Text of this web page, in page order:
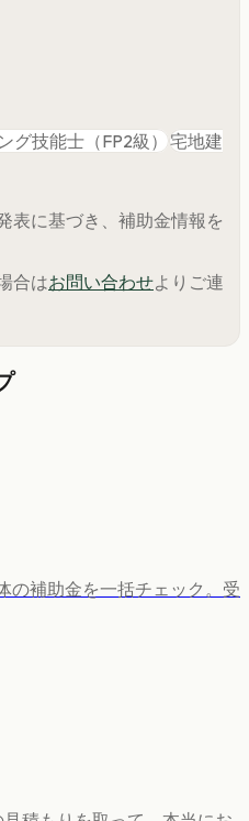
グ技能士（FP2級）宅地建
表に基づき、補助金情報を
合はお問い合わせよりご連
の補助金を一括チェック。受